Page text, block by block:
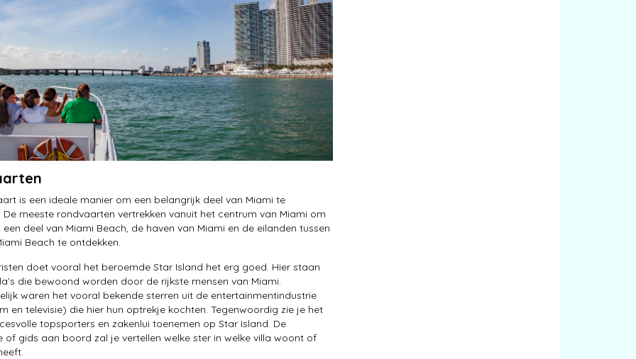
is een ideale manier om een belangrijk deel van Miami te
De meeste rondvaarten vertrekken vanuit het centrum van Miami om
deel van Miami Beach, de haven van Miami en de eilanden tussen
Beach te ontdekken.
doet vooral het beroemde Star Island het erg goed. Hier staan
die bewoond worden door de rijkste mensen van Miami.
waren het vooral bekende sterren uit de entertainmentindustrie
en televisie) die hier hun optrekje kochten. Tegenwoordig zie je het
topsporters en zakenlui toenemen op Star Island. De
of gids aan boord zal je vertellen welke ster in welke villa woont of